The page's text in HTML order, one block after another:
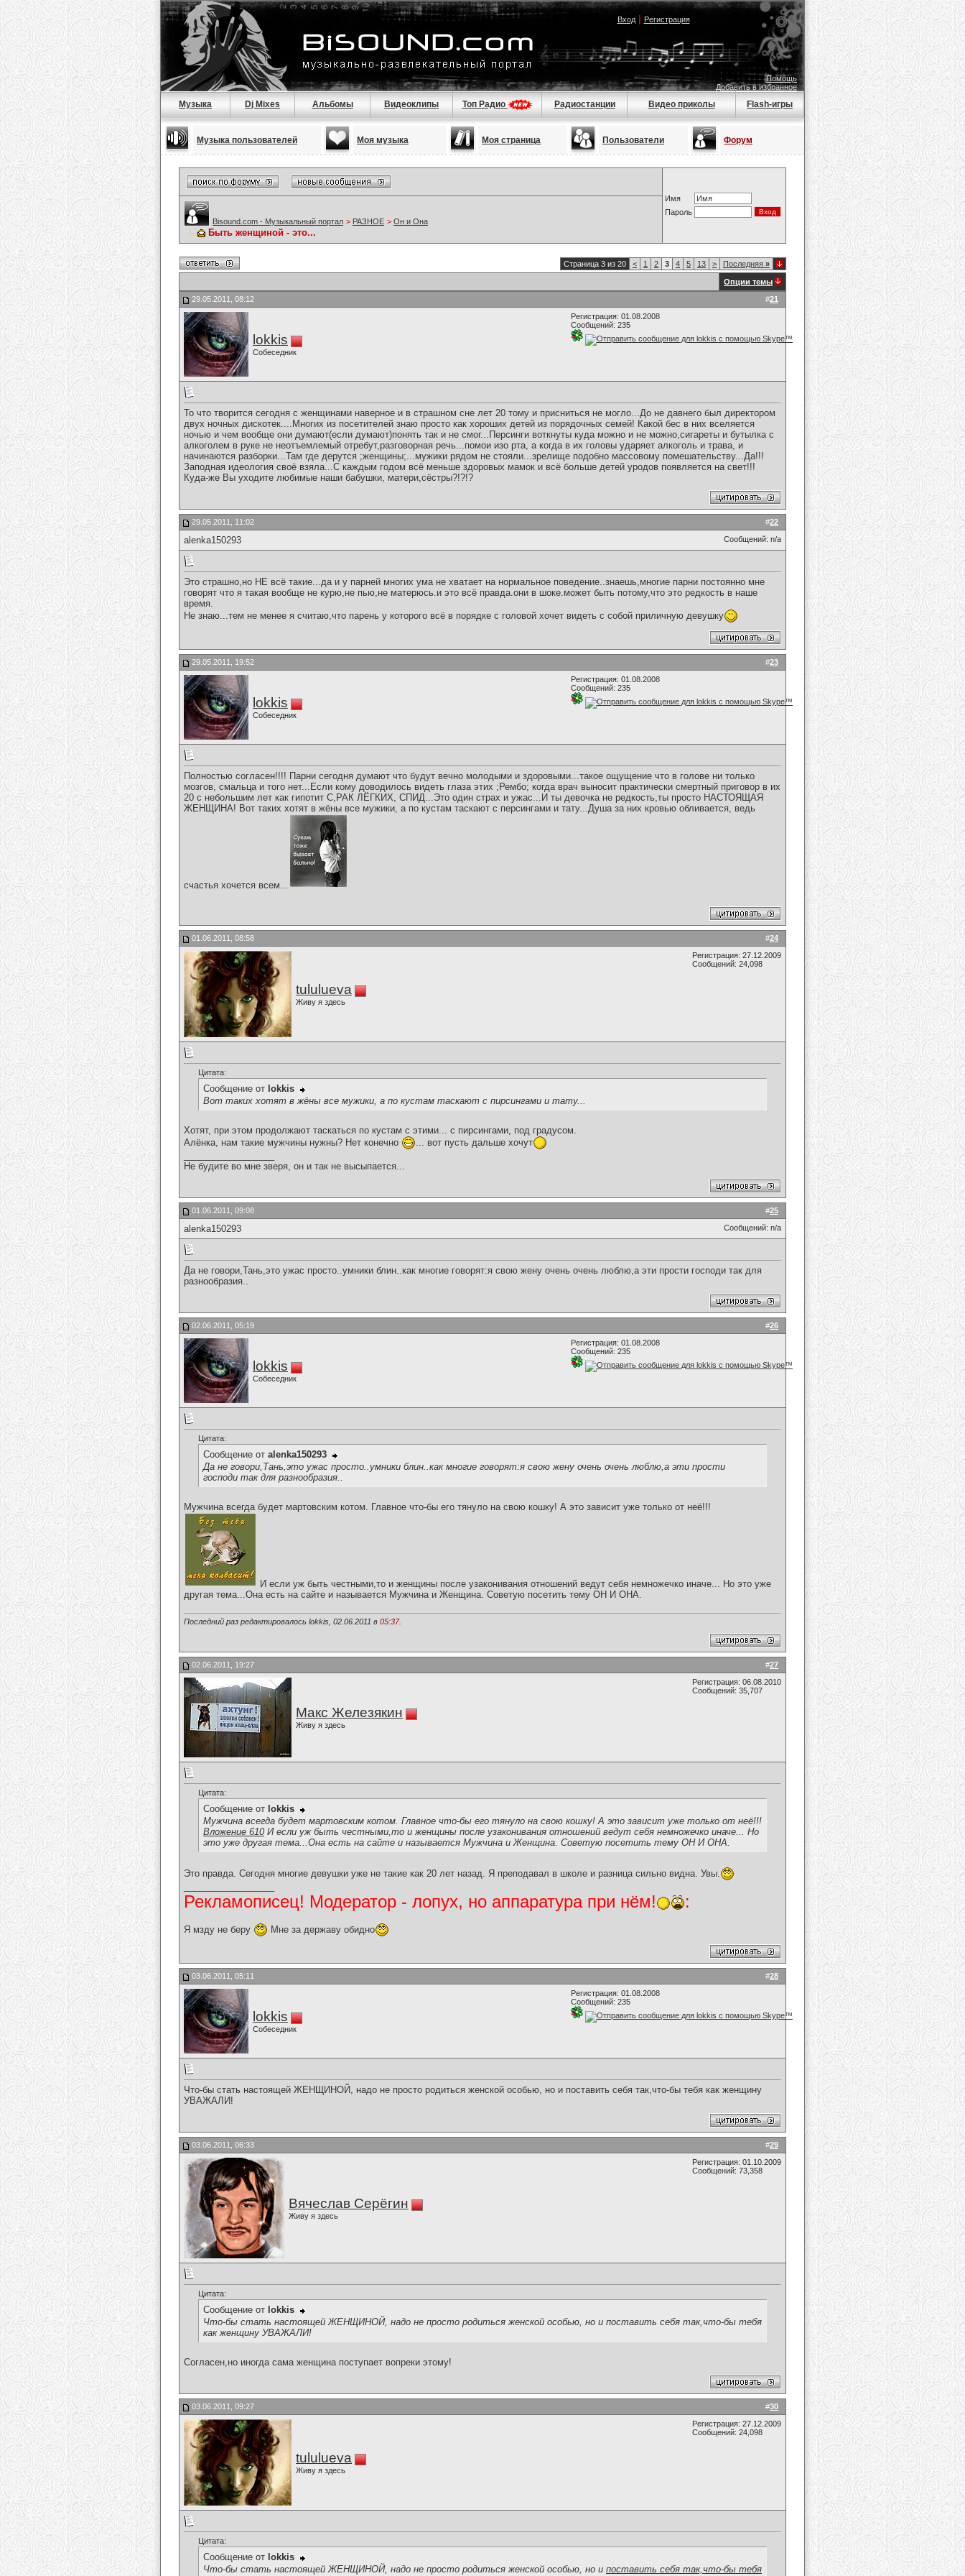
Вход| Регистрация
Помощь
Добавить в избранное
Музыка Dj Mixes Альбомы Видеоклипы Топ Радио Радиостанции Видео приколы Flash-игры
Музыка пользователей Моя музыка Моя страница Пользователи Форум
Имя
Пароль
Bisound.com - Музыкальный портал > РАЗНОЕ > Он и Она
Быть женщиной - это...
Страница 3 из 20 < 1 2 3 4 5 13 > Последняя »
Опции темы
#21
29.05.2011, 08:12
lokkis
Собеседник
Регистрация: 01.08.2008
Сообщений: 235
То что творится сегодня с женщинами наверное и в страшном сне лет 20 тому и присниться не могло...До не давнего был директором
двух ночных дискотек....Многих из посетителей знаю просто как хороших детей из порядочных семей! Какой бес в них вселяется
ночью и чем вообще они думают(если думают)понять так и не смог...Персинги воткнуты куда можно и не можно,сигареты и бутылка с
алкоголем в руке не неотъемлемый отребут,разговорная речь...помои изо рта, а когда в их головы ударяет алкоголь и трава, и
начинаются разборки...Там где дерутся ;женщины;...мужики рядом не стояли...зрелище подобно массовому помешательству...Да!!!
Заподная идеология своё взяла...С каждым годом всё меньше здоровых мамок и всё больше детей уродов появляется на свет!!!
Куда-же Вы уходите любимые наши бабушки, матери,сёстры?!?!?
#22
29.05.2011, 11:02
alenka150293 Сообщений: n/a
Это страшно,но НЕ всё такие...да и у парней многих ума не хватает на нормальное поведение..знаешь,многие парни постоянно мне
говорят что я такая вообще не курю,не пью,не матерюсь.и это всё правда.они в шоке.может быть потому,что это редкость в наше
время.
Не знаю...тем не менее я считаю,что парень у которого всё в порядке с головой хочет видеть с собой приличную девушку
#23
29.05.2011, 19:52
lokkis
Собеседник
Регистрация: 01.08.2008
Сообщений: 235
Полностью согласен!!!! Парни сегодня думают что будут вечно молодыми и здоровыми...такое ощущение что в голове ни только
мозгов, смальца и того нет...Если кому доводилось видеть глаза этих ;Рембо; когда врач выносит практически смертный приговор в их
20 с небольшим лет как гипотит С,РАК ЛЁГКИХ, СПИД...Это один страх и ужас...И ты девочка не редкость,ты просто НАСТОЯЩАЯ
ЖЕНЩИНА! Вот таких хотят в жёны все мужики, а по кустам таскают с персингами и тату...Душа за них кровью обливается, ведь
счастья хочется всем...
#24
01.06.2011, 08:58
tululueva
Живу я здесь
Регистрация: 27.12.2009
Сообщений: 24,098
Цитата:
Сообщение от lokkis
Вот таких хотят в жёны все мужики, а по кустам таскают с пирсингами и тату...
Хотят, при этом продолжают таскаться по кустам с этими... с пирсингами, под градусом.
Алёнка, нам такие мужчины нужны? Нет конечно
... вот пусть дальше хочут
Не будите во мне зверя, он и так не высыпается...
#25
01.06.2011, 09:08
alenka150293 Сообщений: n/a
Да не говори,Тань,это ужас просто..умники блин..как многие говорят:я свою жену очень очень люблю,а эти прости господи так для
разнообразия..
#26
02.06.2011, 05:19
lokkis
Собеседник
Регистрация: 01.08.2008
Сообщений: 235
Цитата:
Сообщение от alenka150293
Да не говори,Тань,это ужас просто..умники блин..как многие говорят:я свою жену очень очень люблю,а эти прости
господи так для разнообразия..
Мужчина всегда будет мартовским котом. Главное что-бы его тянуло на свою кошку! А это зависит уже только от неё!!!
И если уж быть честными,то и женщины после узаконивания отношений ведут себя немножечко иначе... Но это уже
другая тема...Она есть на сайте и называется Мужчина и Женщина. Советую посетить тему ОН И ОНА.
Последний раз редактировалось lokkis, 02.06.2011 в 05:37.
#27
02.06.2011, 19:27
Макс Железякин
Живу я здесь
Регистрация: 06.08.2010
Сообщений: 35,707
Цитата:
Сообщение от lokkis
Мужчина всегда будет мартовским котом. Главное что-бы его тянуло на свою кошку! А это зависит уже только от неё!!!
Вложение 610 И если уж быть честными,то и женщины после узаконивания отношений ведут себя немножечко иначе... Но
это уже другая тема...Она есть на сайте и называется Мужчина и Женщина. Советую посетить тему ОН И ОНА.
Это правда. Сегодня многие девушки уже не такие как 20 лет назад. Я преподавал в школе и разница сильно видна. Увы.
Рекламописец! Модератор - лопух, но аппаратура при нём! :
Я мзду не беру Мне за державу обидно
#28
03.06.2011, 05:11
lokkis
Собеседник
Регистрация: 01.08.2008
Сообщений: 235
Что-бы стать настоящей ЖЕНЩИНОЙ, надо не просто родиться женской особью, но и поставить себя так,что-бы тебя как женщину
УВАЖАЛИ!
#29
03.06.2011, 06:33
Вячеслав Серёгин
Живу я здесь
Регистрация: 01.10.2009
Сообщений: 73,358
Цитата:
Сообщение от lokkis
Что-бы стать настоящей ЖЕНЩИНОЙ, надо не просто родиться женской особью, но и поставить себя так,что-бы тебя
как женщину УВАЖАЛИ!
Согласен,но иногда сама женщина поступает вопреки этому!
#30
03.06.2011, 09:27
tululueva
Живу я здесь
Регистрация: 27.12.2009
Сообщений: 24,098
Цитата:
Сообщение от lokkis
Что-бы стать настоящей ЖЕНЩИНОЙ, надо не просто родиться женской особью, но и поставить себя так,что-бы тебя